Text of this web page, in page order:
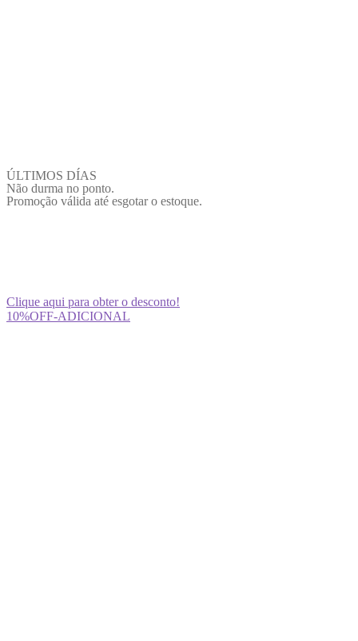
ÚLTIMOS DÍAS
Não durma no ponto.
Promoção válida até esgotar o estoque.
Clique aqui para obter o desconto!
10%OFF-ADICIONAL